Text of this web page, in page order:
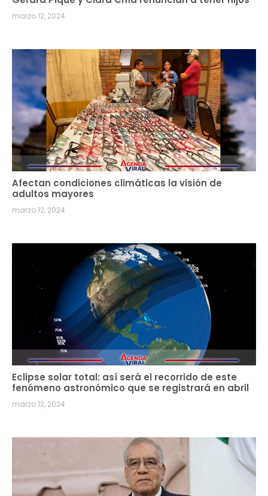
marzo 12, 2024
Afectan condiciones climáticas la visión de
adultos mayores
marzo 12, 2024
Eclipse solar total: así será el recorrido de este
fenómeno astronómico que se registrará en abril
marzo 12, 2024